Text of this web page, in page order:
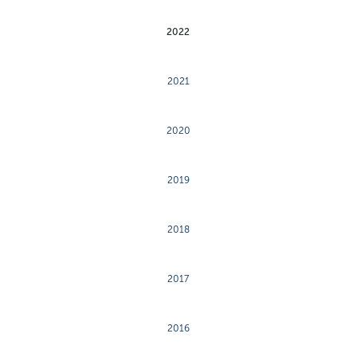
2022
2021
2020
2019
2018
2017
2016